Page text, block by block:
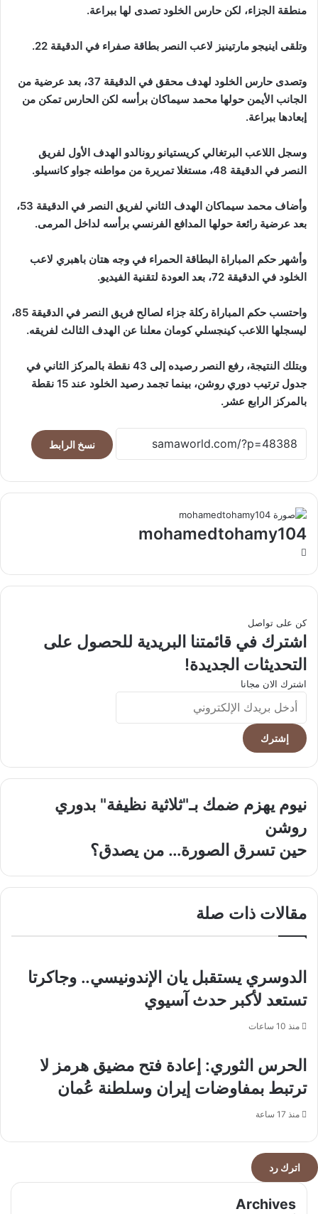
منطقة الجزاء، لكن حارس الخلود تصدى لها ببراعة.
وتلقى اينيجو مارتينيز لاعب النصر بطاقة صفراء في الدقيقة 22.
وتصدى حارس الخلود لهدف محقق في الدقيقة 37، بعد عرضية من
الجانب الأيمن حولها محمد سيماكان برأسه لكن الحارس تمكن من
إبعادها ببراعة.
وسجل اللاعب البرتغالي كريستيانو رونالدو الهدف الأول لفريق
النصر في الدقيقة 48، مستغلا تمريرة من مواطنه جواو كانسيلو.
وأضاف محمد سيماكان الهدف الثاني لفريق النصر في الدقيقة 53،
بعد عرضية رائعة حولها المدافع الفرنسي برأسه لداخل المرمى.
وأشهر حكم المباراة البطاقة الحمراء في وجه هتان باهبري لاعب
الخلود في الدقيقة 72، بعد العودة لتقنية الفيديو.
واحتسب حكم المباراة ركلة جزاء لصالح فريق النصر في الدقيقة 85،
ليسجلها اللاعب كينجسلي كومان معلنا عن الهدف الثالث لفريقه.
وبتلك النتيجة، رفع النصر رصيده إلى 43 نقطة بالمركز الثاني في
جدول ترتيب دوري روشن، بينما تجمد رصيد الخلود عند 15 نقطة
بالمركز الرابع عشر.
نسخ الرابط
mohamedtohamy104
كن على تواصل
اشترك في قائمتنا البريدية للحصول على
التحديثات الجديدة!
اشترك الان مجانا
أدخل
بريدك
الإلكتروني
نيوم
يهزم
ضمك
نظيفة"
بدوري
روشن
نيوم يهزم ضمك بـ"ثلاثية نظيفة" بدوري
روشن
تسرق
الصورة…
من
يصدق؟
حين تسرق الصورة… من يصدق؟
مقالات ذات صلة
الدوسري يستقبل يان الإندونيسي.. وجاكرتا
تستعد لأكبر حدث آسيوي
منذ 10 ساعات
الحرس الثوري: إعادة فتح مضيق هرمز لا
ترتبط بمفاوضات إيران وسلطنة عُمان
منذ 17 ساعة
اترك رد
Archives